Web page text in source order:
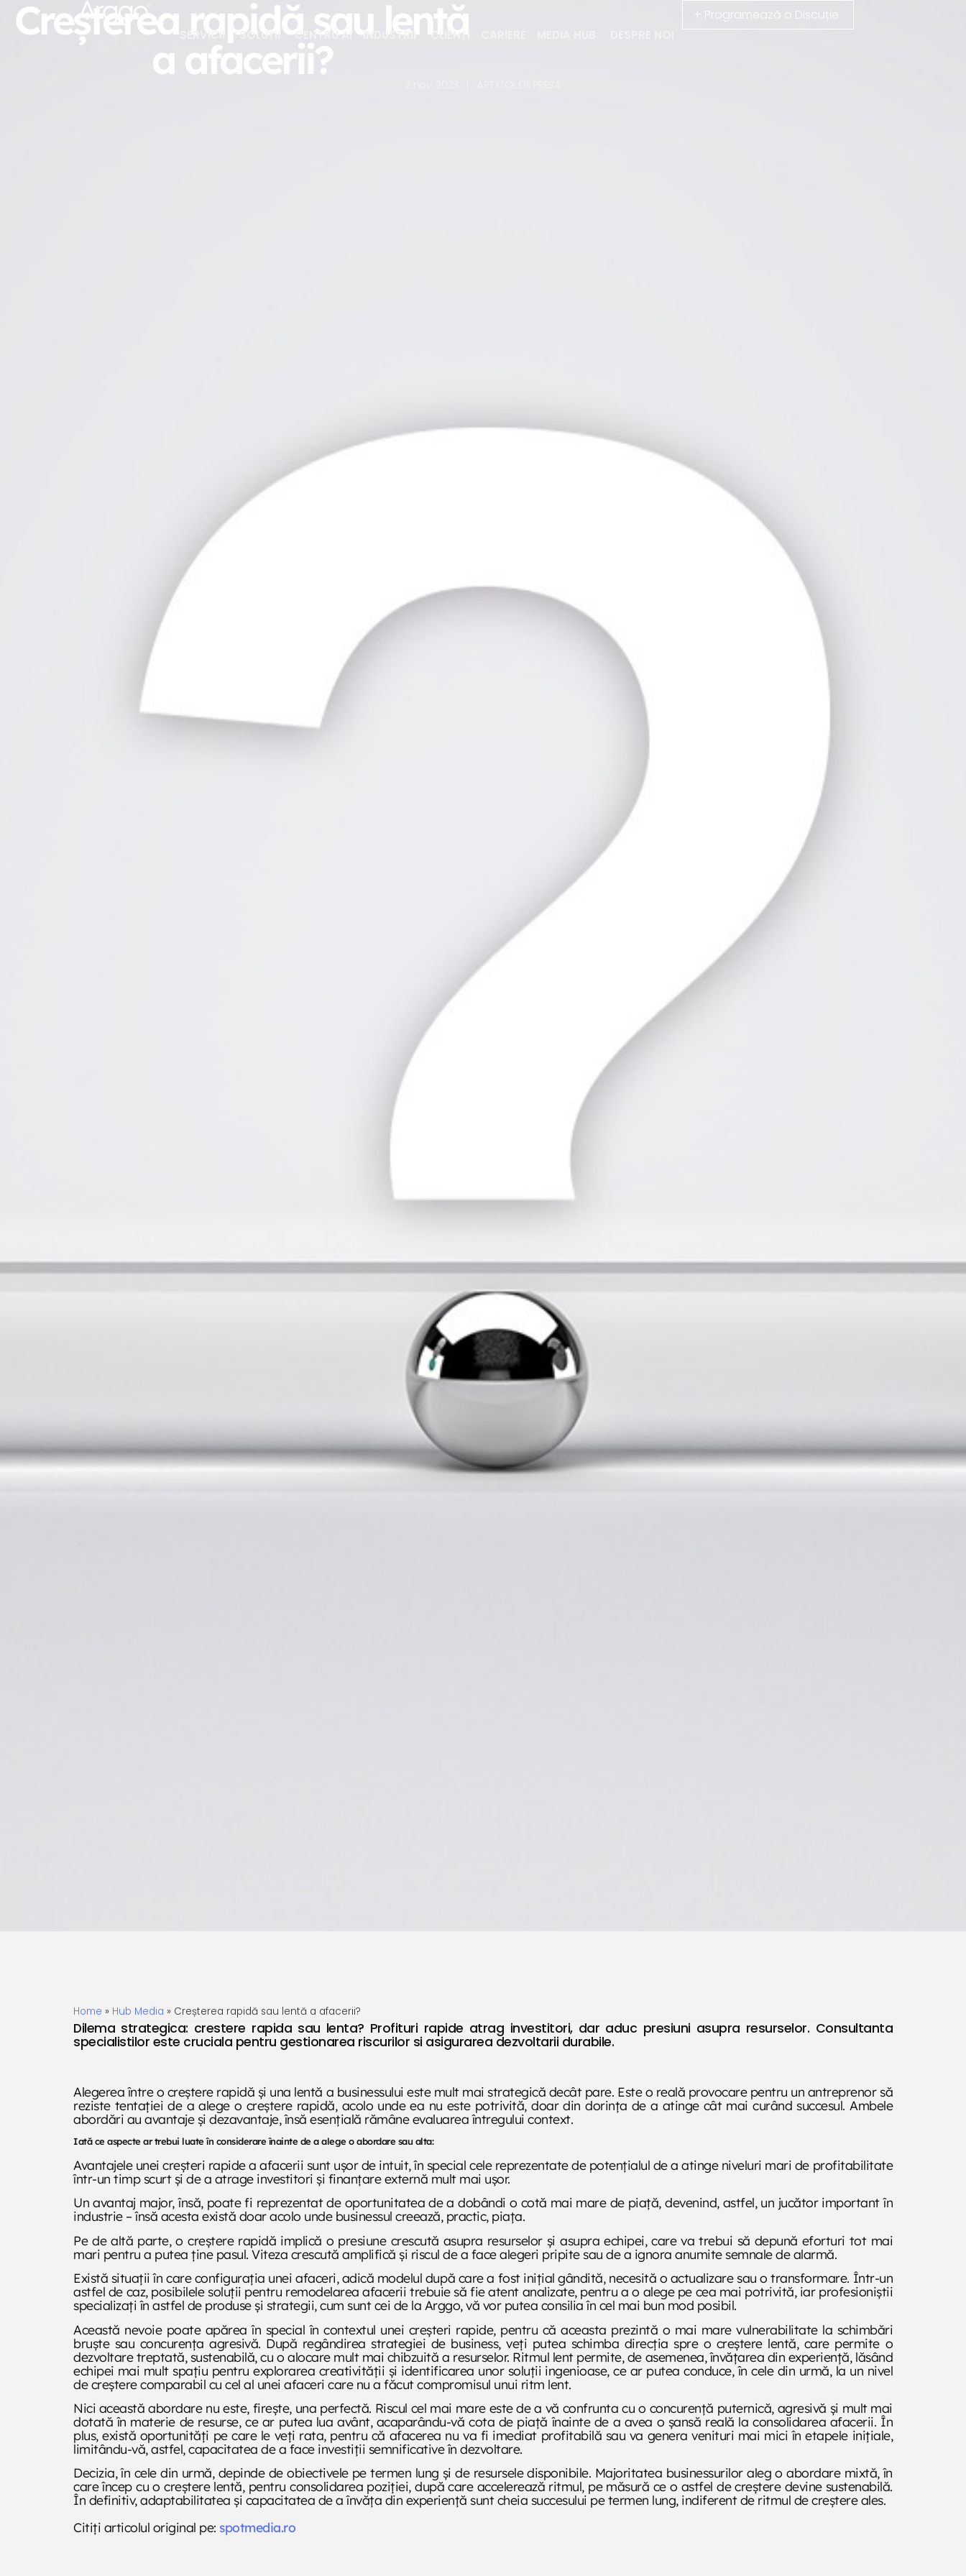
SERVICII SOLUȚII CENTRU AI INDUSTRII CLIENȚI
+ Programează o Discuție
Creșterea rapidă sau lentă
a afacerii?
Home » Hub Media » Creșterea rapidă sau lentă a afacerii?
Dilema strategica: crestere rapida sau lenta? Profituri rapide atrag investitori, dar aduc presiuni asupra resurselor. Consultanta
specialistilor este cruciala pentru gestionarea riscurilor si asigurarea dezvoltarii durabile.
Alegerea între o creștere rapidă și una lentă a businessului este mult mai strategică decât pare. Este o reală provocare pentru un antreprenor să
reziste tentației de a alege o creștere rapidă, acolo unde ea nu este potrivită, doar din dorința de a atinge cât mai curând succesul. Ambele
abordări au avantaje și dezavantaje, însă esențială rămâne evaluarea întregului context.
Iată ce aspecte ar trebui luate în considerare înainte de a alege o abordare sau alta:
Avantajele unei creșteri rapide a afacerii sunt ușor de intuit, în special cele reprezentate de potențialul de a atinge niveluri mari de profitabilitate
într-un timp scurt și de a atrage investitori și finanțare externă mult mai ușor.
Un avantaj major, însă, poate fi reprezentat de oportunitatea de a dobândi o cotă mai mare de piață, devenind, astfel, un jucător important în
industrie – însă acesta există doar acolo unde businessul creează, practic, piața.
Pe de altă parte, o creștere rapidă implică o presiune crescută asupra resurselor și asupra echipei, care va trebui să depună eforturi tot mai
mari pentru a putea ține pasul. Viteza crescută amplifică și riscul de a face alegeri pripite sau de a ignora anumite semnale de alarmă.
Există situații în care configurația unei afaceri, adică modelul după care a fost inițial gândită, necesită o actualizare sau o transformare. Într-un
astfel de caz, posibilele soluții pentru remodelarea afacerii trebuie să fie atent analizate, pentru a o alege pe cea mai potrivită, iar profesioniștii
specializați în astfel de produse și strategii, cum sunt cei de la Arggo, vă vor putea consilia în cel mai bun mod posibil.
Această nevoie poate apărea în special în contextul unei creșteri rapide, pentru că aceasta prezintă o mai mare vulnerabilitate la schimbări
bruște sau concurența agresivă. După regândirea strategiei de business, veți putea schimba direcția spre o creștere lentă, care permite o
dezvoltare treptată, sustenabilă, cu o alocare mult mai chibzuită a resurselor. Ritmul lent permite, de asemenea, învățarea din experiență, lăsând
echipei mai mult spațiu pentru explorarea creativității și identificarea unor soluții ingenioase, ce ar putea conduce, în cele din urmă, la un nivel
de creștere comparabil cu cel al unei afaceri care nu a făcut compromisul unui ritm lent.
Nici această abordare nu este, firește, una perfectă. Riscul cel mai mare este de a vă confrunta cu o concurență puternică, agresivă și mult mai
dotată în materie de resurse, ce ar putea lua avânt, acaparându-vă cota de piață înainte de a avea o șansă reală la consolidarea afacerii. În
plus, există oportunități pe care le veți rata, pentru că afacerea nu va fi imediat profitabilă sau va genera venituri mai mici în etapele inițiale,
limitându-vă, astfel, capacitatea de a face investiții semnificative în dezvoltare.
Decizia, în cele din urmă, depinde de obiectivele pe termen lung și de resursele disponibile. Majoritatea businessurilor aleg o abordare mixtă, în
care încep cu o creștere lentă, pentru consolidarea poziției, după care accelerează ritmul, pe măsură ce o astfel de creștere devine sustenabilă.
În definitiv, adaptabilitatea și capacitatea de a învăța din experiență sunt cheia succesului pe termen lung, indiferent de ritmul de creștere ales.
Citiți articolul original pe: spotmedia.ro